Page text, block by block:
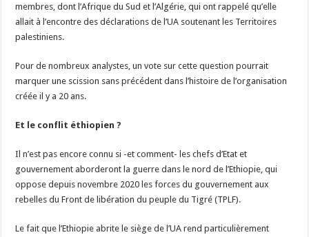
membres, dont l’Afrique du Sud et l’Algérie, qui ont rappelé qu’elle
allait à l’encontre des déclarations de l’UA soutenant les Territoires
palestiniens.
Pour de nombreux analystes, un vote sur cette question pourrait
marquer une scission sans précédent dans l’histoire de l’organisation
créée il y a 20 ans.
Et le conflit éthiopien ?
Il n’est pas encore connu si -et comment- les chefs d’Etat et
gouvernement aborderont la guerre dans le nord de l’Ethiopie, qui
oppose depuis novembre 2020 les forces du gouvernement aux
rebelles du Front de libération du peuple du Tigré (TPLF).
Le fait que l’Ethiopie abrite le siège de l’UA rend particulièrement